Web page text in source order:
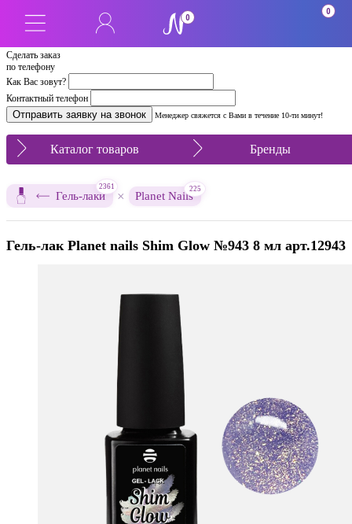
Сделать заказ
по телефону
Как Вас зовут?
Контактный телефон
Менеджер свяжется с Вами в течение 10-ти минут!
0
0
Каталог товаров Бренды
Гель-лаки
2361
× Planet Nails
225
Гель-лак Planet nails Shim Glow №943 8 мл арт.12943